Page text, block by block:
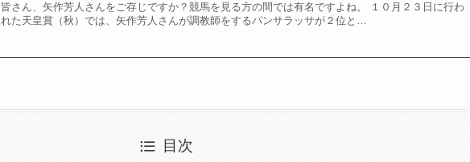
皆さん、矢作芳人さんをご存じですか？競馬を見る方の間では有名ですよね。 １０月２３日に行わ
れた天皇賞（秋）では、矢作芳人さんが調教師をするパンサラッサが２位と…
目次